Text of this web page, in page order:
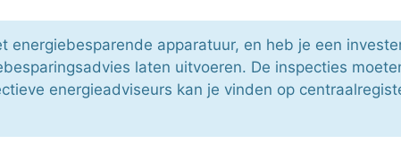
energiebesparende apparatuur, en heb je een
laten uitvoeren. De inspecties
energieadviseurs kan je vinden op